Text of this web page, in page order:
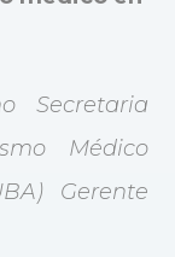
Secretaria
Médico
Gerente